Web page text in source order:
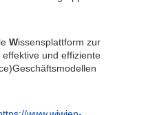
Wissensplattform zur
und effiziente